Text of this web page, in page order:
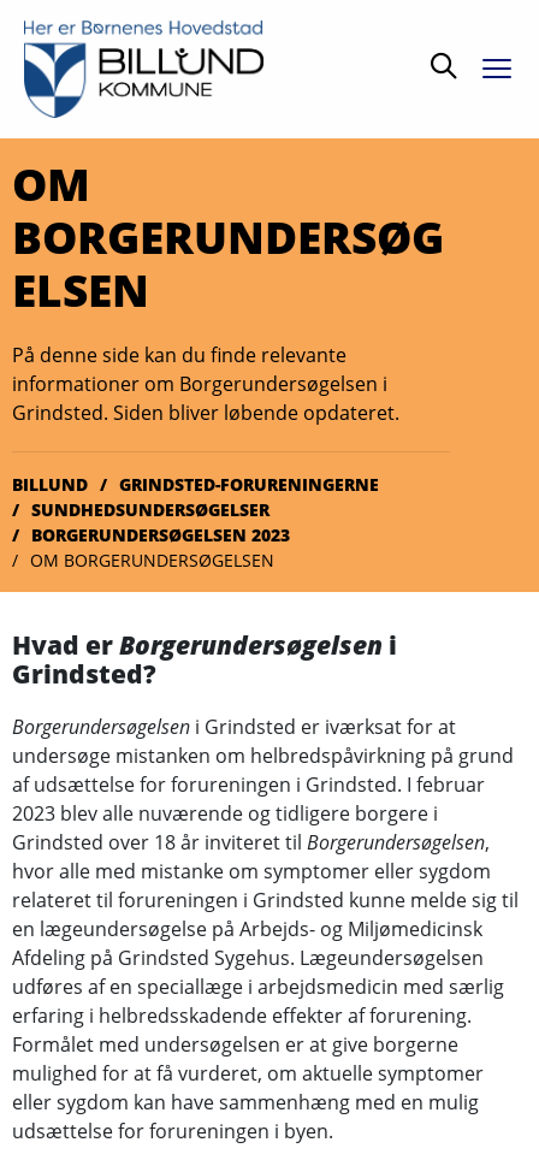
Søg
OM
BORGERUNDERSØG
ELSEN
På denne side kan du finde relevante
informationer om Borgerundersøgelsen i
Grindsted. Siden bliver løbende opdateret.
BILLUND
GRINDSTED-FORURENINGERNE
SUNDHEDSUNDERSØGELSER
BORGERUNDERSØGELSEN 2023
OM BORGERUNDERSØGELSEN
Hvad erBorgerundersøgelsen i
Grindsted?
Borgerundersøgelsen i Grindsted er iværksat for at
undersøge mistanken om helbredspåvirkning på grund
af udsættelse for forureningen i Grindsted. I februar
2023 blev alle nuværende og tidligere borgere i
Grindsted over 18 år inviteret til Borgerundersøgelsen,
hvor alle med mistanke om symptomer eller sygdom
relateret til forureningen i Grindsted kunne melde sig til
en lægeundersøgelse på Arbejds- og Miljømedicinsk
Afdeling på Grindsted Sygehus. Lægeundersøgelsen
udføres af en speciallæge i arbejdsmedicin med særlig
erfaring i helbredsskadende effekter af forurening.
Formålet med undersøgelsen er at give borgerne
mulighed for at få vurderet, om aktuelle symptomer
eller sygdom kan have sammenhæng med en mulig
udsættelse for forureningen i byen.